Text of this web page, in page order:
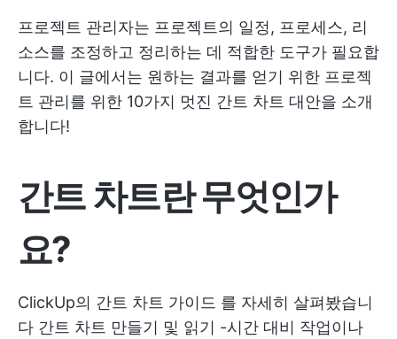
프로젝트 관리자는 프로젝트의 일정, 프로세스, 리
소스를 조정하고 정리하는 데 적합한 도구가 필요합
니다. 이 글에서는 원하는 결과를 얻기 위한 프로젝
트 관리를 위한 10가지 멋진 간트 차트 대안을 소개
합니다!
간트 차트란 무엇인가
요?
ClickUp의 간트 차트 가이드 를 자세히 살펴봤습니
다 간트 차트 만들기 및 읽기 -시간 대비 작업이나